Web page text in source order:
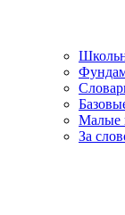
Малые
За